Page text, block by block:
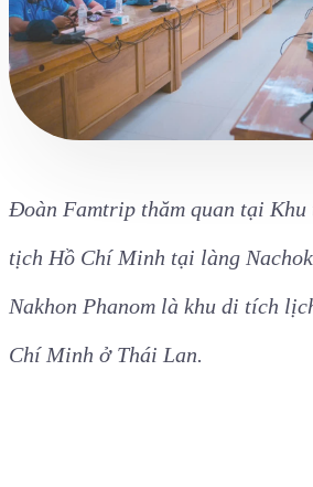
chất lượng, đáp ứng nhu cầu
của du khách trong thời gian tới.